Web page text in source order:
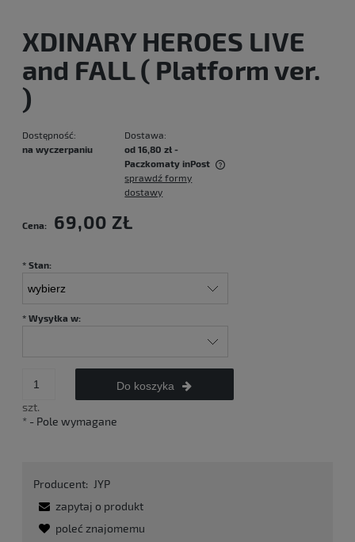
XDINARY HEROES LIVE
and FALL ( Platform ver.
)
Dostępność:
na wyczerpaniu
Dostawa:
od 16,80 zł -
Paczkomaty inPost
Cena nie zawiera ewentualnych kosztów płatności
sprawdź formy
dostawy
Cena: 69,00 ZŁ
* Stan:
* Wysyłka w:
szt.
Do koszyka
* - Pole wymagane
Producent: JYP
zapytaj o produkt
poleć znajomemu